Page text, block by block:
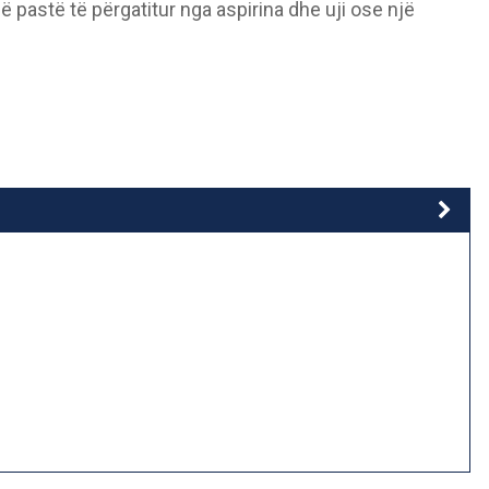
pastë të përgatitur nga aspirina dhe uji ose një